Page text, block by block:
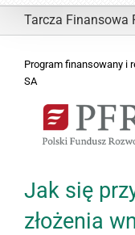
Tarcza Finansowa
Program finansowany i
SA
Jak się
złożenia